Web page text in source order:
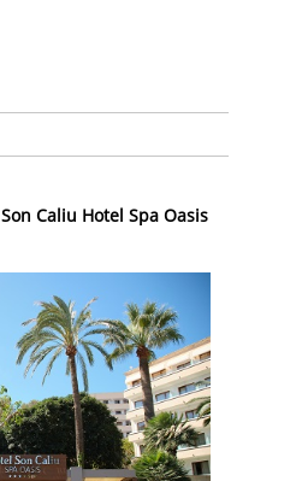
Son Caliu Hotel Spa Oasis